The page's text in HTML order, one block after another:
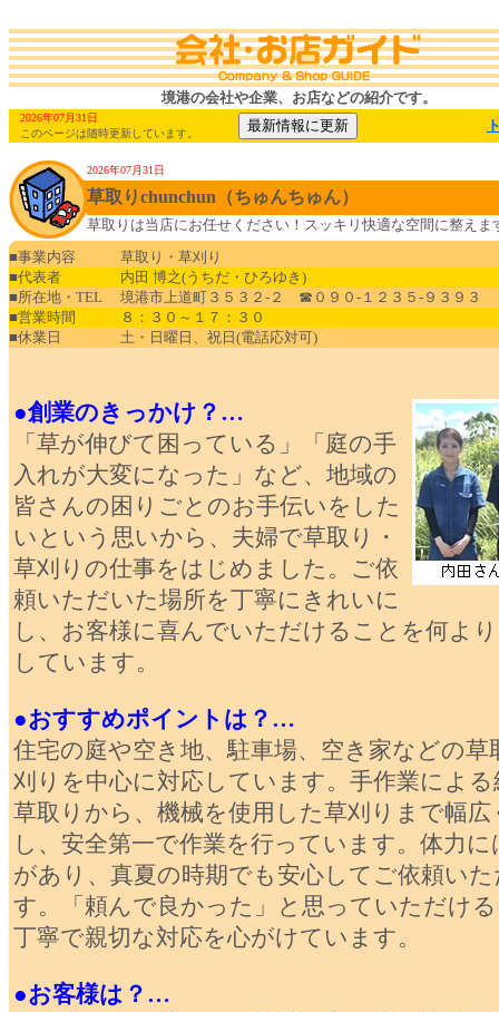
境港の会社や企業、お店などの紹介です。
2026年07月31日
このページは随時更新しています。
2026年07月31日
草取りchunchun（ちゅんちゅん）
草取りは当店にお任せください！スッキリ快適な空間に整えま
■事業内容
草取り・草刈り
■代表者
内田 博之(うちだ・ひろゆき)
■所在地・TEL
境港市上道町３５３２-２ ☎０９０-１２３５-９３９３
■営業時間
８：３０～１７：３０
■休業日
土・日曜日、祝日(電話応対可)
●創業のきっかけ？…
「草が伸びて困っている」「庭の手
入れが大変になった」など、地域の
皆さんの困りごとのお手伝いをした
いという思いから、夫婦で草取り・
草刈りの仕事をはじめました。ご依
頼いただいた場所を丁寧にきれいに
し、お客様に喜んでいただけることを何よ
しています。
●おすすめポイントは？…
住宅の庭や空き地、駐車場、空き家などの草
刈りを中心に対応しています。手作業によ
草取りから、機械を使用した草刈りまで幅広
し、安全第一で作業を行っています。体力に
があり、真夏の時期でも安心してご依頼い
す。「頼んで良かった」と思っていただけ
丁寧で親切な対応を心がけています。
●お客様は？…